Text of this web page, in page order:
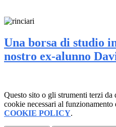
Una borsa di studio
nostro ex-alunno
Questo sito o gli strumenti terzi
cookie necessari al
COOKIE POLICY.